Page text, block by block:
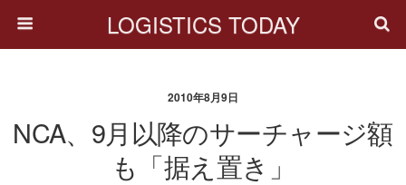
LOGISTICS TODAY
2010年8月9日
NCA、9月以降のサーチャージ額
も「据え置き」